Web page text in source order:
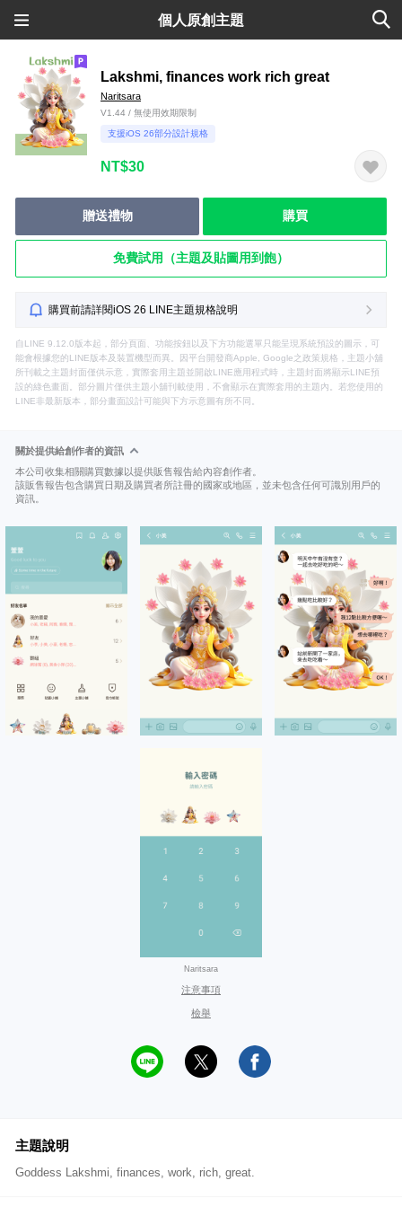
個人原創主題
Lakshmi, finances work rich great
Naritsara
V1.44 / 無使用效期限制
支援iOS 26部分設計規格
NT$30
贈送禮物 購買
免費試用（主題及貼圖用到飽）
購買前請詳閱iOS 26 LINE主題規格說明
自LINE 9.12.0版本起，部分頁面、功能按鈕以及下方功能選單只能呈現系統預設的圖示，可
能會根據您的LINE版本及裝置機型而異。因平台開發商Apple, Google之政策規格，主題小舖
所刊載之主題封面僅供示意，實際套用主題並開啟LINE應用程式時，主題封面將顯示LINE預
設的綠色畫面。部分圖片僅供主題小舖刊載使用，不會顯示在實際套用的主題內。若您使用的
LINE非最新版本，部分畫面設計可能與下方示意圖有所不同。
關於提供給創作者的資訊
本公司收集相關購買數據以提供販售報告給內容創作者。
該販售報告包含購買日期及購買者所註冊的國家或地區，並未包含任何可識別用戶的
資訊。
Naritsara
注意事項
檢舉
主題說明
Goddess Lakshmi, finances, work, rich, great.